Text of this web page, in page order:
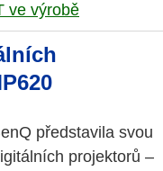
ve výrobě
představila svou
projektorů –